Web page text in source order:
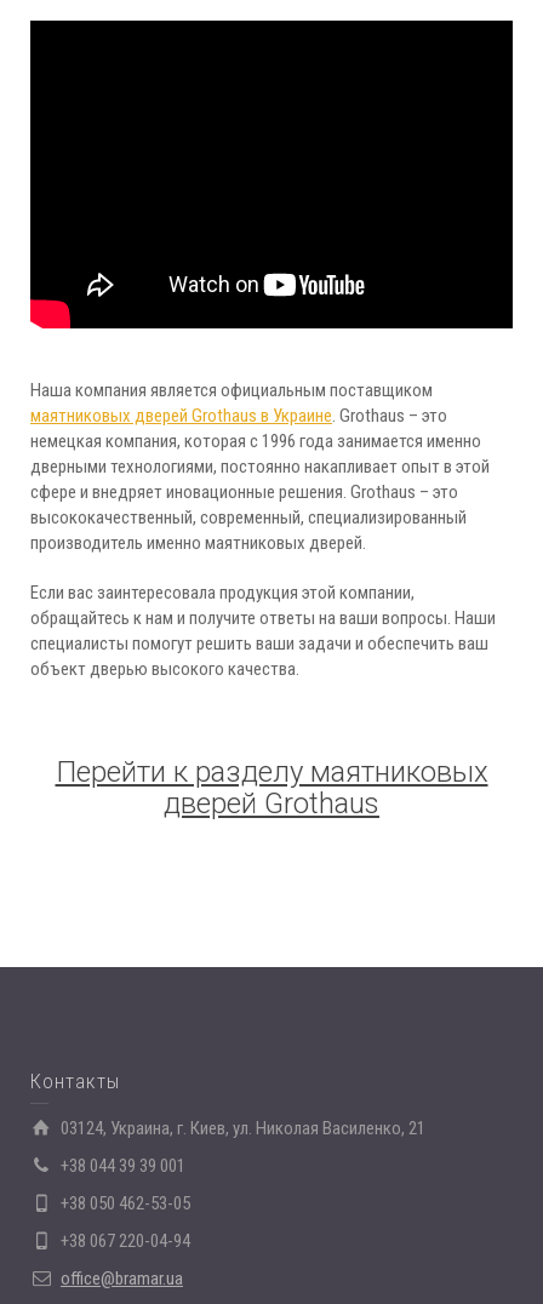
Наша компания является официальным поставщиком
маятниковых дверей Grothaus в Украине. Grothaus – это
немецкая компания, которая с 1996 года занимается именно
дверными технологиями, постоянно накапливает опыт в этой
сфере и внедряет иновационные решения. Grothaus – это
высококачественный, современный, специализированный
производитель именно маятниковых дверей.
Если вас заинтересовала продукция этой компании,
обращайтесь к нам и получите ответы на ваши вопросы. Наши
специалисты помогут решить ваши задачи и обеспечить ваш
объект дверью высокого качества.
Перейти к разделу маятниковых
дверей Grothaus
Контакты
03124, Украина, г. Киев, ул. Николая Василенко, 21
+38 044 39 39 001
+38 050 462-53-05
+38 067 220-04-94
office@bramar.ua